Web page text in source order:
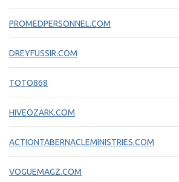
PROMEDPERSONNEL.COM
DREYFUSSIR.COM
TOTO868
HIVEOZARK.COM
ACTIONTABERNACLEMINISTRIES.COM
VOGUEMAGZ.COM